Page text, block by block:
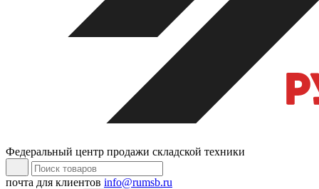
Федеральный центр продажи складской техники
почта для клиентов info@rumsb.ru